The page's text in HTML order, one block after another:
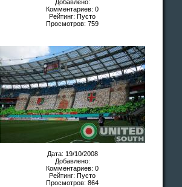
Добавлено:
Комментариев: 0
Рейтинг: Пусто
Просмотров: 759
Дата: 19/10/2008
Добавлено:
Комментариев: 0
Рейтинг: Пусто
Просмотров: 864